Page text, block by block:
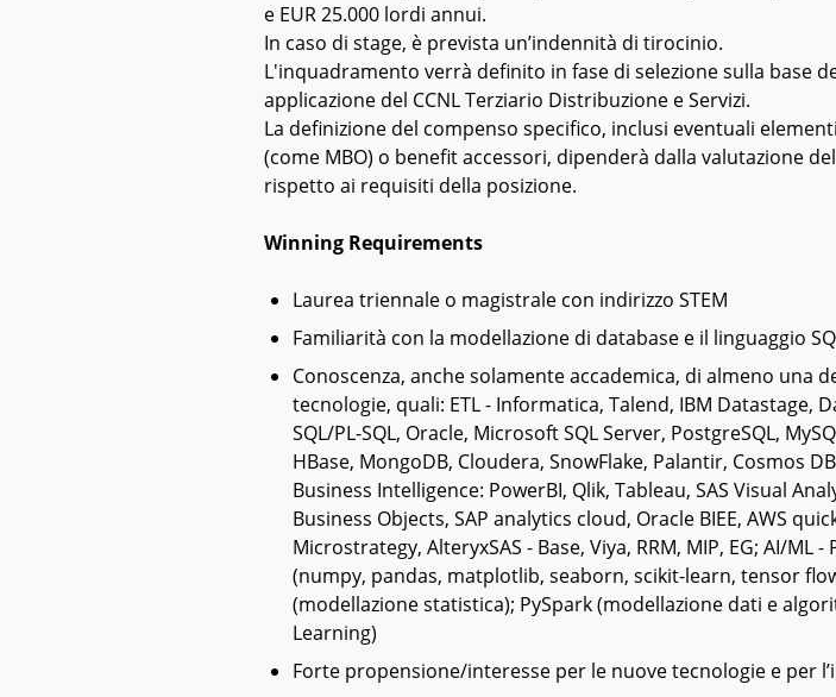
e EUR 25.000 lordi annui.
In caso di stage, è prevista un’indennità di tirocinio.
L'inquadramento verrà definito in fase di selezione sulla base
applicazione del CCNL Terziario Distribuzione e Servizi.
La definizione del compenso specifico, inclusi eventuali
(come MBO) o benefit accessori, dipenderà dalla valutazione
rispetto ai requisiti della posizione.
Winning Requirements
Laurea triennale o magistrale con indirizzo STEM
Familiarità con la modellazione di database e il linguaggio
Conoscenza, anche solamente accademica, di almeno una
tecnologie, quali: ETL - Informatica, Talend, IBM Datastage,
SQL/PL-SQL, Oracle, Microsoft SQL Server, PostgreSQL,
HBase, MongoDB, Cloudera, SnowFlake, Palantir, Cosmos
Business Intelligence: PowerBI, Qlik, Tableau, SAS Visual
Business Objects, SAP analytics cloud, Oracle BIEE, AWS
Microstrategy, AlteryxSAS - Base, Viya, RRM, MIP, EG; AI/ML -
(numpy, pandas, matplotlib, seaborn, scikit-learn, tensor
(modellazione statistica); PySpark (modellazione dati e
Learning)
Forte propensione/interesse per le nuove tecnologie e per